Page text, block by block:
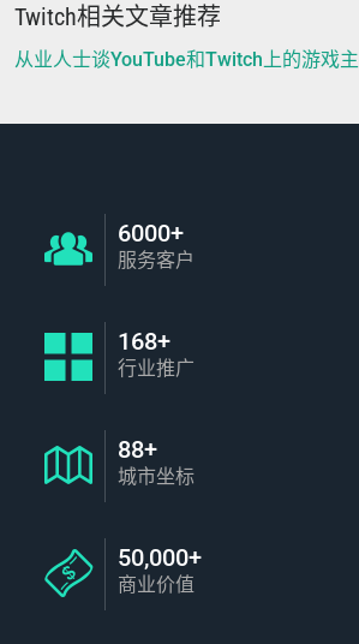
Twitch相关文章推荐
从业人士谈YouTube和Twitch上的游戏
6000+
服务客户
168+
行业推广
88+
城市坐标
50,000+
商业价值